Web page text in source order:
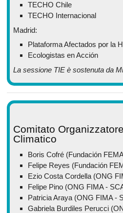
TECHO Chile
TECHO Internacional
Madrid:
Plataforma Afectados por la
Ecologistas en Acción
La sessione TIE è sostenuta da
Comitato
Climatico
Boris Cofré (Fundación
Felipe Reyes (Fundación
Ezio Costa Cordella (ONG
Felipe Pino (ONG FIMA -
Patricia Araya (ONG FIMA -
Gabriela Burdiles Perucci